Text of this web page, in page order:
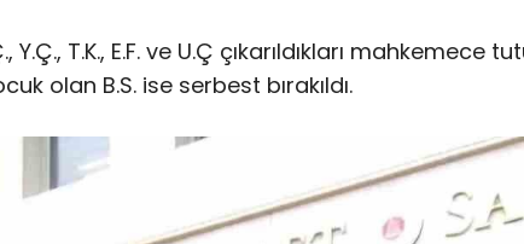
Y.Ç., T.K., E.F. ve U.Ç çıkarıldıkları mahkemece
olan B.S. ise serbest bırakıldı.